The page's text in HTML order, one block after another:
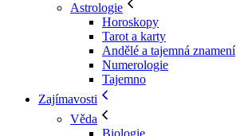
Astrologie
Horoskopy
Tarot a karty
Andělé a tajemná znamení
Numerologie
Tajemno
Zajímavosti
Věda
Biologie